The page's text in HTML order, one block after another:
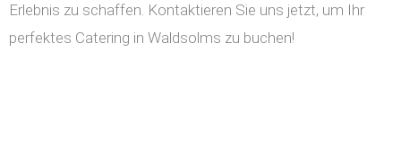
Erlebnis zu schaffen. Kontaktieren Sie uns jetzt, um Ihr
perfektes Catering in Waldsolms zu buchen!